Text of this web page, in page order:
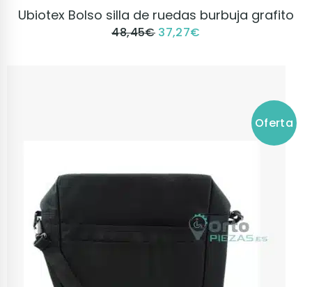
VER PRODUCTO
Ubiotex Bolso silla de ruedas burbuja grafito
48,45€ 37,27€
Oferta